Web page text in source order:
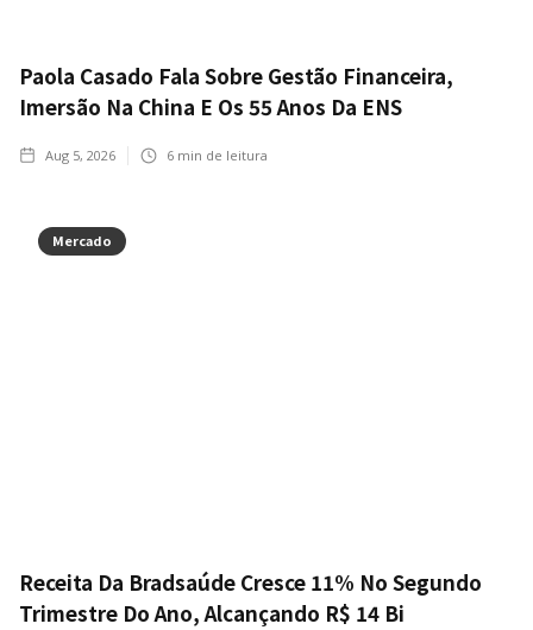
Paola Casado Fala Sobre Gestão Financeira,
Imersão Na China E Os 55 Anos Da ENS
Aug 5, 2026 6 min de leitura
Mercado
Receita Da Bradsaúde Cresce 11% No Segundo
Trimestre Do Ano, Alcançando R$ 14 Bi